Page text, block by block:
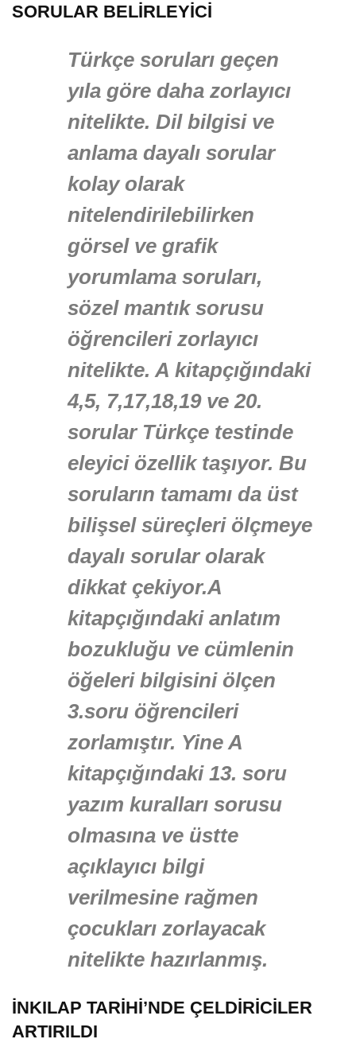
SORULAR BELİRLEYİCİ
Türkçe soruları geçen
yıla göre daha zorlayıcı
nitelikte. Dil bilgisi ve
anlama dayalı sorular
kolay olarak
nitelendirilebilirken
görsel ve grafik
yorumlama soruları,
sözel mantık sorusu
öğrencileri zorlayıcı
nitelikte. A kitapçığındaki
4,5, 7,17,18,19 ve 20.
sorular Türkçe testinde
eleyici özellik taşıyor. Bu
soruların tamamı da üst
bilişsel süreçleri ölçmeye
dayalı sorular olarak
dikkat çekiyor.A
kitapçığındaki anlatım
bozukluğu ve cümlenin
öğeleri bilgisini ölçen
3.soru öğrencileri
zorlamıştır. Yine A
kitapçığındaki 13. soru
yazım kuralları sorusu
olmasına ve üstte
açıklayıcı bilgi
verilmesine rağmen
çocukları zorlayacak
nitelikte hazırlanmış.
İNKILAP TARİHİ’NDE ÇELDİRİCİLER
ARTIRILDI